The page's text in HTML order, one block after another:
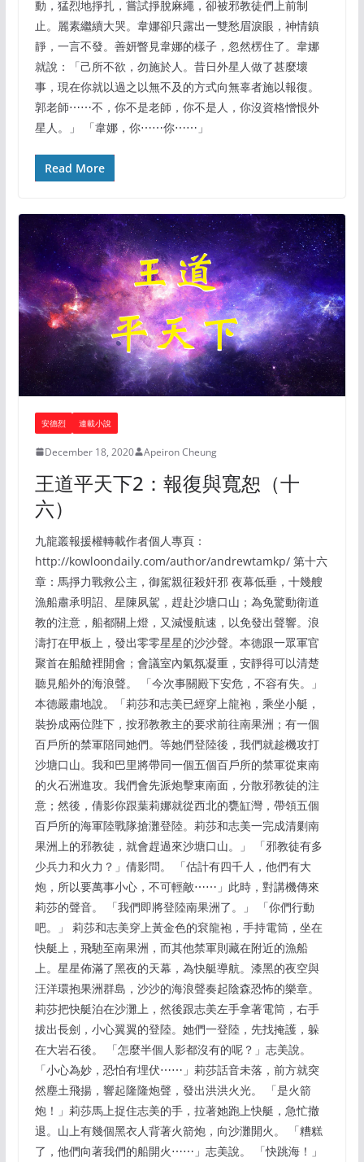
動，猛烈地掙扎，嘗試掙脫麻繩，卻被邪教徒們上前制
止。麗素繼續大哭。韋娜卻只露出一雙愁眉淚眼，神情鎮
靜，一言不發。善妍瞥見韋娜的樣子，忽然楞住了。韋娜
就說：「己所不欲，勿施於人。昔日外星人做了甚麼壞
事，現在你就以過之以無不及的方式向無辜者施以報復。
郭老師⋯⋯不，你不是老師，你不是人，你沒資格憎恨外
星人。」 「韋娜，你⋯⋯你⋯⋯」
Read More
安德烈 連載小說
December 18, 2020 Apeiron Cheung
王道平天下2：報復與寬恕（十
六）
九龍叢報援權轉載作者個人專頁：
http://kowloondaily.com/author/andrewtamkp/ 第十六
章：馬掙力戰救公主，御駕親征殺奸邪 夜幕低垂，十幾艘
漁船肅承明詔、星陳夙駕，趕赴沙塘口山；為免驚動衛道
教的注意，船都關上燈，又減慢航速，以免發出聲響。浪
濤打在甲板上，發出零零星星的沙沙聲。本德跟一眾軍官
聚首在船艙裡開會；會議室內氣氛凝重，安靜得可以清楚
聽見船外的海浪聲。 「今次事關殿下安危，不容有失。」
本德嚴肅地說。「莉莎和志美已經穿上龍袍，乘坐小艇，
裝扮成兩位陛下，按邪教教主的要求前往南果洲；有一個
百戶所的禁軍陪同她們。等她們登陸後，我們就趁機攻打
沙塘口山。我和巴里將帶同一個五個百戶所的禁軍從東南
的火石洲進攻。我們會先派炮擊東南面，分散邪教徒的注
意；然後，倩影你跟葉莉娜就從西北的甕缸灣，帶領五個
百戶所的海軍陸戰隊搶灘登陸。莉莎和志美一完成清剿南
果洲上的邪教徒，就會趕過來沙塘口山。」 「邪教徒有多
少兵力和火力？」倩影問。 「估計有四千人，他們有大
炮，所以要萬事小心，不可輕敵⋯⋯」此時，對講機傳來
莉莎的聲音。 「我們即將登陸南果洲了。」 「你們行動
吧。」 莉莎和志美穿上黃金色的袞龍袍，手持電筒，坐在
快艇上，飛馳至南果洲，而其他禁軍則藏在附近的漁船
上。星星佈滿了黑夜的天幕，為快艇導航。漆黑的夜空與
汪洋環抱果洲群島，沙沙的海浪聲奏起陰森恐怖的樂章。
莉莎把快艇泊在沙灘上，然後跟志美左手拿著電筒，右手
拔出長劍，小心翼翼的登陸。她們一登陸，先找掩護，躲
在大岩石後。 「怎麼半個人影都沒有的呢？」志美說。
「小心為妙，恐怕有埋伏⋯⋯」莉莎話音未落，前方就突
然塵土飛揚，響起隆隆炮聲，發出洪洪火光。 「是火箭
炮！」莉莎馬上捉住志美的手，拉著她跑上快艇，急忙撤
退。山上有幾個黑衣人背著火箭炮，向沙灘開火。 「糟糕
了，他們向著我們的船開火⋯⋯」志美說。 「快跳海！」